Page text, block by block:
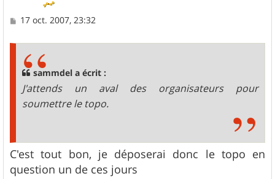
M17 oct. 2007, 23:32
sammdel a écrit :
J'attends un aval des organisateurs pour
soumettre le topo.
C'est tout bon, je déposerai donc le topo en
question un de ces jours